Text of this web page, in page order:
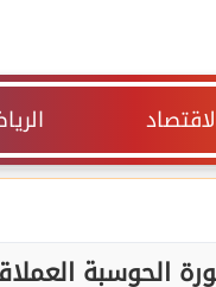
الحوسبة